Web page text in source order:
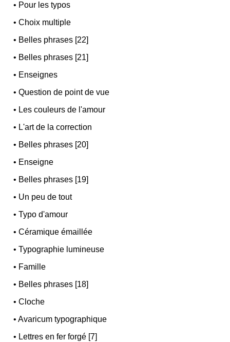
• Pour les typos
•Choix multiple
• Belles phrases [22]
• Belles phrases [21]
• Enseignes
•Question de point de vue
• Les couleurs de l'amour
• L'art de la correction
• Belles phrases [20]
• Enseigne
• Belles phrases [19]
• Un peu de tout
•Typo d'amour
•Céramique émaillée
•Typographie lumineuse
• Famille
• Belles phrases [18]
•Cloche
•Avaricum typographique
• Lettres en fer forgé [7]